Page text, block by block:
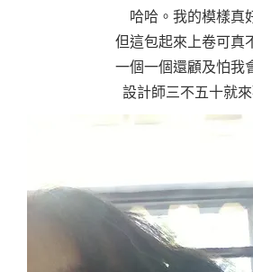
哈哈。我的模樣真
但這包起來上卷可真
一個一個還顧及怕我
設計師三不五十就